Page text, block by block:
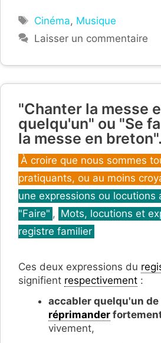
Étiquettes
Cinéma, Musique
Laisser un commentaire
"Chanter la messe
quelqu'un" ou "Se
la messe en breton".
Catégories
À croire que nous sommes
pratiquants, ou au moins
une expressions ou locutions
"Faire" , Mots, locutions et
registre familier
Ces deux expressions du
signifient respectivement :
accabler quelqu'un de
réprimander
vivement,